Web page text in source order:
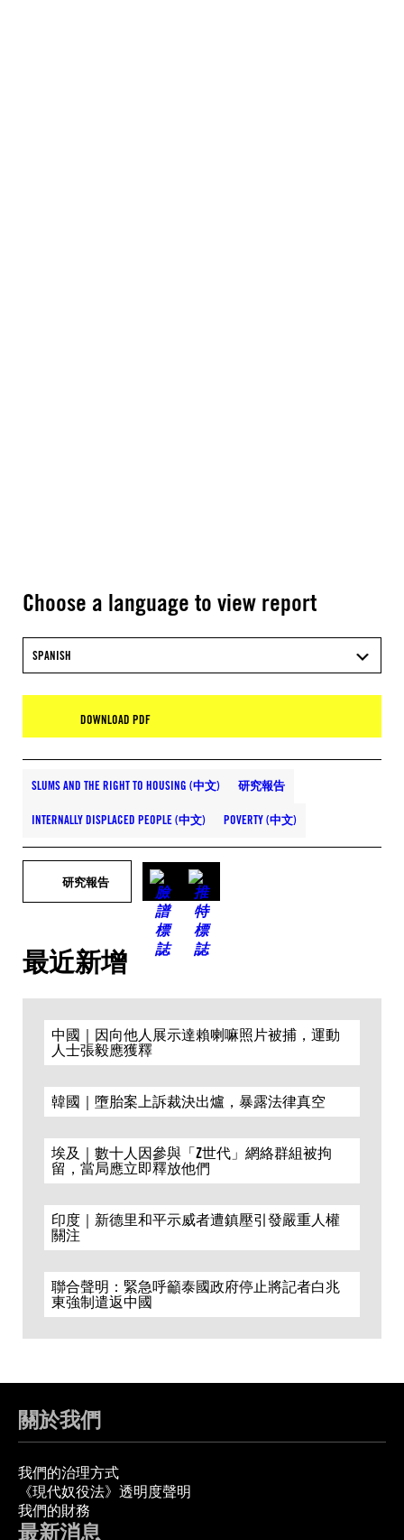
Choose a language to view report
SPANISH
DOWNLOAD PDF
SLUMS AND THE RIGHT TO HOUSING (中文) 研究報告
INTERNALLY DISPLACED PEOPLE (中文) POVERTY (中文)
研究報告
最近新增
中國｜因向他人展示達賴喇嘛照片被捕，運動
人士張毅應獲釋
韓國｜墮胎案上訴裁決出爐，暴露法律真空
埃及｜數十人因參與「Z世代」網絡群組被拘
留，當局應立即釋放他們
印度｜新德里和平示威者遭鎮壓引發嚴重人權
關注
聯合聲明：緊急呼籲泰國政府停止將記者白兆
東強制遣返中國
關於我們
我們的治理方式
《現代奴役法》透明度聲明
我們的財務
最新消息